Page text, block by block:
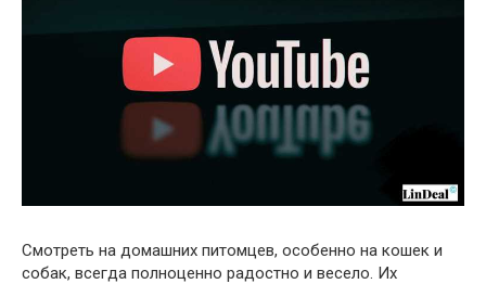
Смотреть на домашних питомцев, особенно на кошек и
собак, всегда полноценно радостно и весело. Их